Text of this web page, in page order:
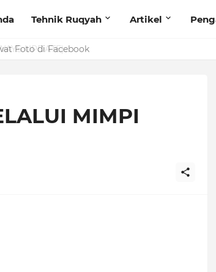
Tehnik Ruqyah Artikel
Foto di Facebook
MIMPI